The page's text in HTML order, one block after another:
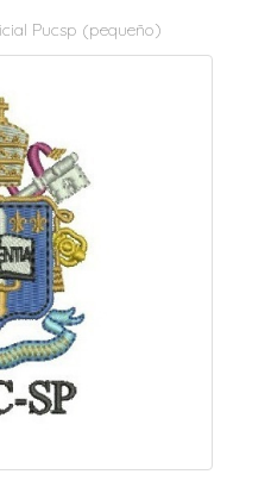
Pucsp (pequeño)